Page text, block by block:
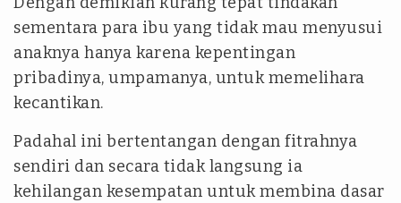
sementara para ibu yang tidak mau menyusui
anaknya hanya karena kepentingan
pribadinya, umpamanya, untuk memelihara
kecantikan.
Padahal ini bertentangan dengan fitrahnya
sendiri dan secara tidak langsung ia
kehilangan kesempatan untuk membina dasar